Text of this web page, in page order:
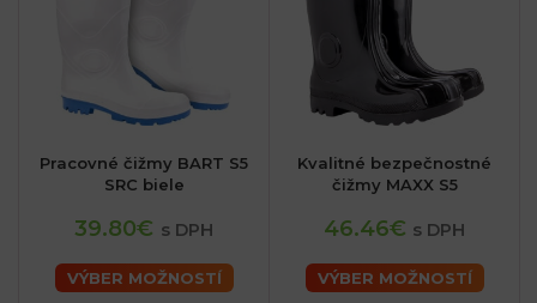
Pracovné čižmy BART S5
SRC biele
39.80€ s DPH
VÝBER MOŽNOSTÍ
Kvalitné bezpečnostné
čižmy MAXX S5
46.46€ s DPH
VÝBER MOŽNOSTÍ